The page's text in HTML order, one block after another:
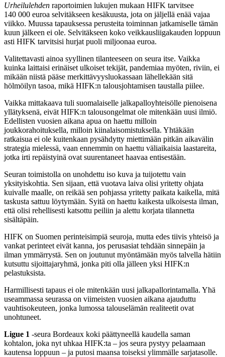
Urheilulehden raportoimien lukujen mukaan HIFK tarvitsee
140 000 euroa selvitäkseen kesäkuusta, jota on jäljellä enää vajaa
viikko. Muussa tapauksessa perusteita toiminnan jatkamiselle tämän
kuun jälkeen ei ole. Selvitäkseen koko veikkausliigakauden loppuun
asti HIFK tarvitsisi hurjat puoli miljoonaa euroa.
Valitettavasti ainoa syyllinen tilanteeseen on seura itse. Vaikka
kuinka laittaisi erinäiset ulkoiset tekijät, pandemiaa myöten, riviin, ei
mikään niistä pääse merkittävyysluokassaan lähellekään sitä
hölmöilyn tasoa, mikä HIFK:n talousjohtamisen taustalla piilee.
Vaikka mittakaava tuli suomalaiselle jalkapalloyhteisölle pienoisena
yllätyksenä, eivät HIFK:n talousongelmat ole mitenkään uusi ilmiö.
Edellisten vuosien aikana apua on haettu milloin
joukkorahoituksella, milloin kiinalaisomistuksella. Yhtäkään
ratkaisua ei ole kuitenkaan pysähdytty miettimään pitkän aikavälin
strategia mielessä, vaan ennemmin on haettu väliaikaisia laastareita,
jotka irti repäistyinä ovat suurentaneet haavaa entisestään.
Seuran toimistolla on unohdettu iso kuva ja tuijotettu vain
yksityiskohtia. Sen sijaan, että vuotava laiva olisi yritetty ohjata
kuivalle maalle, on reikää sen pohjassa yritetty paikata kaikella, mitä
taskusta sattuu löytymään. Syitä on haettu kaikesta ulkoisesta ilman,
että olisi rehellisesti katsottu peiliin ja alettu korjata tilannetta
sisältäpäin.
HIFK on Suomen perinteisimpiä seuroja, mutta edes tiivis yhteisö ja
vankat perinteet eivät kanna, jos perusasiat tehdään sinnepäin ja
ilman ymmärrystä. Sen on joutunut myöntämään myös talvella hätiin
kutsuttu sijoittajaryhmä, jonka piti olla jälleen yksi HIFK:n
pelastuksista.
Harmillisesti tapaus ei ole mitenkään uusi jalkapallorintamalla. Yhä
useammassa seurassa on viimeisten vuosien aikana ajauduttu
vauhtisokeuteen, jonka lumossa talouselämän realiteetit ovat
unohtuneet.
Ligue 1 -seura Bordeaux koki päättyneellä kaudella saman
kohtalon, joka nyt uhkaa HIFK:ta – jos seura pystyy pelaamaan
kautensa loppuun – ja putosi maansa toiseksi ylimmälle sarjatasolle.